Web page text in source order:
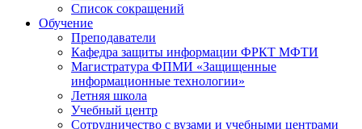
Список сокращений
Обучение
Преподаватели
Кафедра защиты информации ФРКТ МФТИ
Магистратура ФПМИ «Защищенные
информационные технологии»
Летняя школа
Учебный центр
Сотрудничество с вузами и учебными центрами